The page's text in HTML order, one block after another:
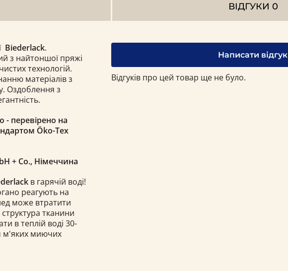
ВІДГУКИ 0
Biederlack.
з найтоншої пряжі
технологій.
матеріалів з
Оздоблення з
- перевірено на
Öko-Tex
+ Co., Німеччина
в гарячій воді!
реагують на
може втратити
тканини
в теплій воді 30-
м'яких миючих
Написати відгук
Відгуків про цей товар ще не було.